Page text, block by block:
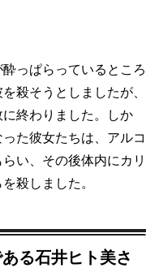
っぱらっているところ
殺そうとしましたが、
終わりました。しか
た彼女たちは、アルコ
い、その後体内にカリ
殺しました。
る石井ヒト美さ